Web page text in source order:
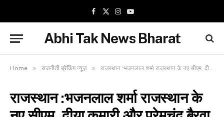
Facebook
X
Instagram
YouTube
Abhi Tak News Bharat
Home » राजनीती ब्रेकिंग न्यूज़ » राजस्थान :भजनलाल शर्मा राजस्थान के नए सीएम, दीया कुमारी और प्रेमचंद बैरवा होंगे उपमुख्यमंत्री
राजस्थान :भजनलाल शर्मा राजस्थान के